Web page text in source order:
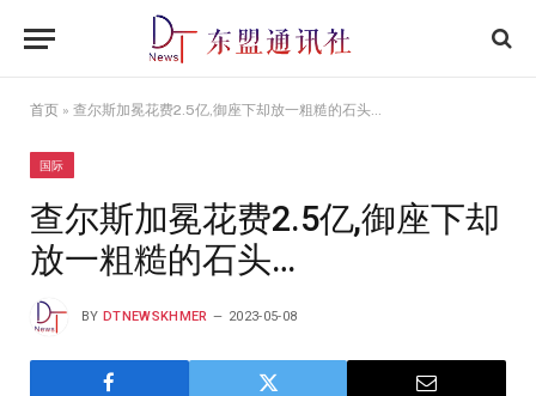
首页 » 查尔斯加冕花费2.5亿,御座下却放一粗糙的石头…
国际
查尔斯加冕花费2.5亿,御座下却
放一粗糙的石头…
BY DTNEWSKHMER 2023-05-08